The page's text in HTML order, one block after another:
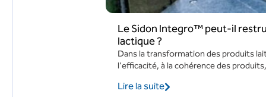
Le Sidon Integro™ peut-il
lactique ?
Dans la transformation des produits
l'efficacité, à la cohérence des
Lire la suite